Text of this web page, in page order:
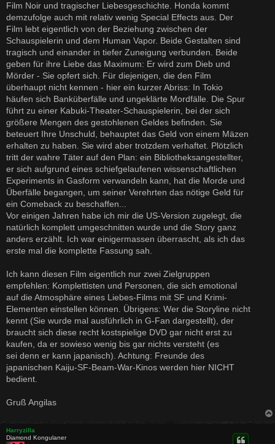
Film Noir und tragischer Liebesgeschichte. Honda kommt
demzufolge auch mit relativ wenig Special Effects aus. Der
Film lebt eigentlich von der Beziehung zwischen der
Schauspielerin und dem Human Vapor. Beide Gestalten sind
tragisch und einander in tiefer Zuneigung verbunden. Beide
geben für ihre Liebe das Maximum: Er wird zum Dieb und
Mörder - Sie opfert sich. Für diejenigen, die den Film
überhaupt nicht kennen - hier ein kurzer Abriss: In Tokio
häufen sich Banküberfälle und ungeklärte Mordfälle. Die Spur
führt zu einer Kabuki-Theater-Schauspielerin, bei der sich
größere Mengen des gestohlenen Geldes befinden. Sie
beteuert Ihre Unschuld, behauptet das Geld von einem Mäzen
erhalten zu haben. Sie wird aber trotzdem verhaftet. Plötzlich
tritt der wahre Täter auf den Plan: ein Bibliotheksangestellter,
er sich aufgrund eines schiefgelaufenen wissenschaftlichen
Experiments in Gasform verwandeln kann, hat die Morde und
Überfälle begangen, um seiner Verehrten das nötige Geld für
ein Comeback zu beschaffen...
Vor einigen Jahren habe ich mir die US-Version zugelegt, die
natürlich komplett umgeschnitten wurde und die Story ganz
anders erzählt. Ich war einigermassen überrascht, als ich das
erste mal die komplette Fassung sah.
Ich kann diesen Film eigentlich nur zwei Zielgruppen
empfehlen: Komplettisten und Personen, die sich emotional
auf die Atmosphäre eines Liebes-Films mit SF und Krimi-
Elementen einstellen können. Übrigens: Wer die Storyline nicht
kennt (Sie wurde mal ausführlich in G-Fan dargestellt), der
braucht sich diese recht kostspielige DVD gar nicht erst zu
kaufen, da er sowieso wenig bis gar nichts versteht (es
sei denn er kann japanisch). Achtung: Freunde des
japanischen Kaiju-SF-Beam-War-Kinos werden hier NICHT
bedient.
Gruß Angilas
Harryzilla
Diamond Kongulaner